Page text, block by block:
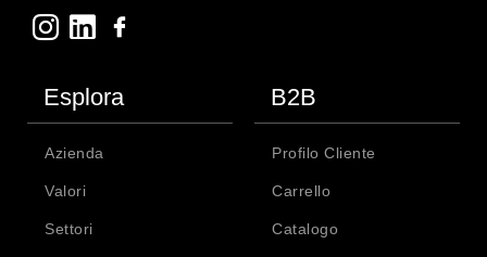
Esplora
Azienda
Valori
Settori
B2B
Profilo Cliente
Carrello
Catalogo